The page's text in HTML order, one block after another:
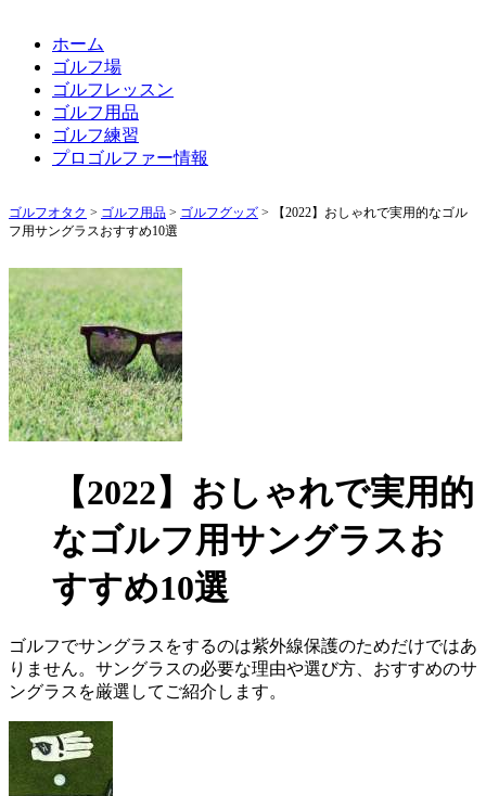
ホーム
ゴルフ場
ゴルフレッスン
ゴルフ用品
ゴルフ練習
プロゴルファー情報
ゴルフオタク > ゴルフ用品 > ゴルフグッズ >
【2022】おしゃれで実用的なゴル
フ用サングラスおすすめ10選
【2022】おしゃれで実用的
なゴルフ用サングラスお
すすめ10選
ゴルフでサングラスをするのは紫外線保護のためだけではあ
りません。サングラスの必要な理由や選び方、おすすめのサ
ングラスを厳選してご紹介します。